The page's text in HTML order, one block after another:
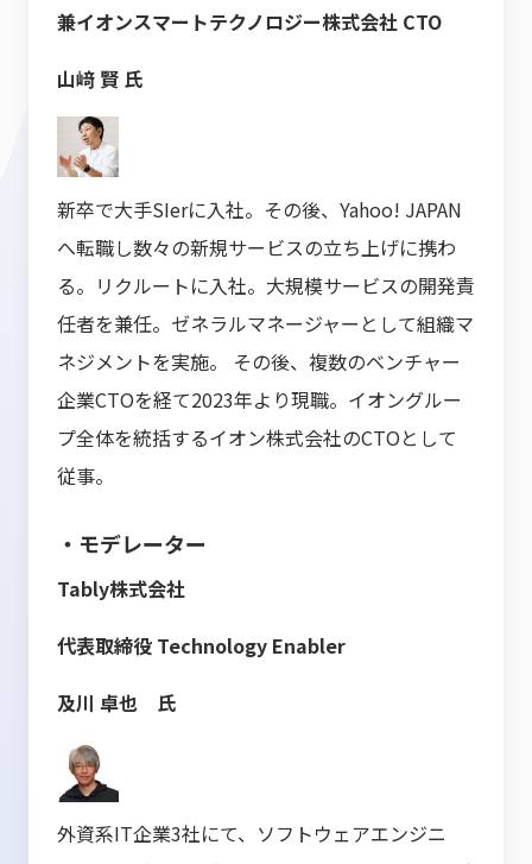
兼イオンスマートテクノロジー株式会社 CTO
山﨑 賢 氏
新卒で大手SIerに入社。その後、Yahoo! JAPAN
へ転職し数々の新規サービスの立ち上げに携わ
る。リクルートに入社。大規模サービスの開発責
任者を兼任。ゼネラルマネージャーとして組織マ
ネジメントを実施。 その後、複数のベンチャー
企業CTOを経て2023年より現職。イオングルー
プ全体を統括するイオン株式会社のCTOとして
従事。
・モデレーター
Tably株式会社
代表取締役 Technology Enabler
及川 卓也 氏
外資系IT企業3社にて、ソフトウェアエンジニ